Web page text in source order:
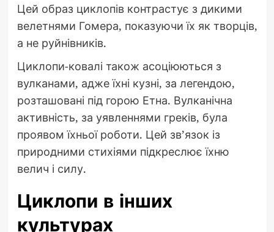
Цей образ циклопів контрастує з дикими
велетнями Гомера, показуючи їх як творців,
а не руйнівників.
Циклопи-ковалі також асоціюються з
вулканами, адже їхні кузні, за легендою,
розташовані під горою Етна. Вулканічна
активність, за уявленнями греків, була
проявом їхньої роботи. Цей зв’язок із
природними стихіями підкреслює їхню
велич і силу.
Циклопи в інших
культурах